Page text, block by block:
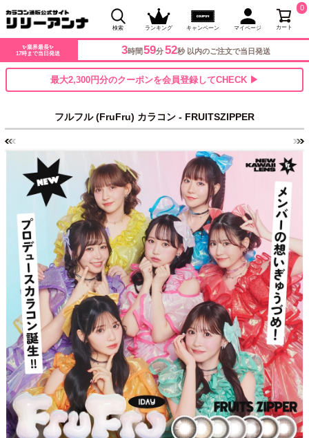
検索 ランキング キャンペーン マイページ カート
0
✨業界最長✨
17時まで当日発送
3時間 59分47秒 以内のご注文で当日発送
最大2,300円分のクーポンを会員登録してCHECK ▶
フルフル (FruFru) カラコン - FRUITSZIPPER